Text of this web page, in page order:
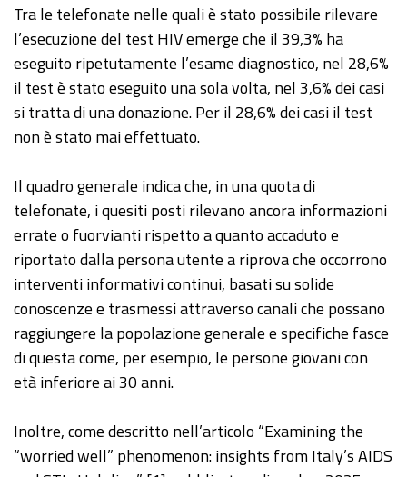
Tra le telefonate nelle quali è stato possibile rilevare
l’esecuzione del test HIV emerge che il 39,3% ha
eseguito ripetutamente l’esame diagnostico, nel 28,6%
il test è stato eseguito una sola volta, nel 3,6% dei casi
si tratta di una donazione. Per il 28,6% dei casi il test
non è stato mai effettuato.
Il quadro generale indica che, in una quota di
telefonate, i quesiti posti rilevano ancora informazioni
errate o fuorvianti rispetto a quanto accaduto e
riportato dalla persona utente a riprova che occorrono
interventi informativi continui, basati su solide
conoscenze e trasmessi attraverso canali che possano
raggiungere la popolazione generale e specifiche fasce
di questa come, per esempio, le persone giovani con
età inferiore ai 30 anni.
Inoltre, come descritto nell’articolo “Examining the
“worried well” phenomenon: insights from Italy’s AIDS